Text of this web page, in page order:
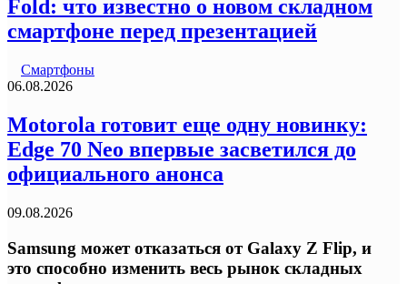
Fold: что известно о новом складном
смартфоне перед презентацией
Смартфоны
06.08.2026
Motorola готовит еще одну новинку:
Edge 70 Neo впервые засветился до
официального анонса
09.08.2026
Samsung может отказаться от Galaxy Z Flip, и
это способно изменить весь рынок складных